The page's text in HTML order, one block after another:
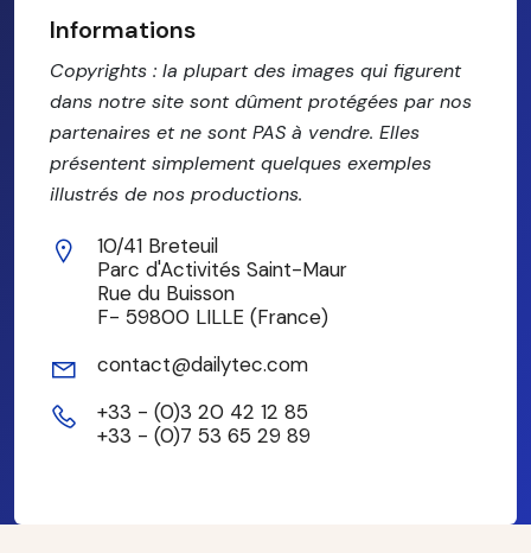
Informations
Copyrights : la plupart des images qui figurent
dans notre site sont dûment protégées par nos
partenaires et ne sont PAS à vendre. Elles
présentent simplement quelques exemples
illustrés de nos productions.
10/41 Breteuil
Parc d'Activités Saint-Maur
Rue du Buisson
F- 59800 LILLE (France)
contact@dailytec.com
+33 - (0)3 20 42 12 85
+33 - (0)7 53 65 29 89